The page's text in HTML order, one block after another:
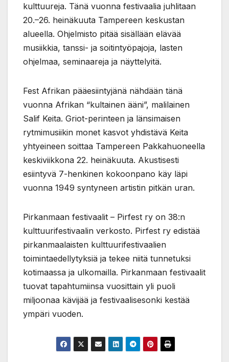
kulttuureja. Tänä vuonna festivaalia juhlitaan
20.–26. heinäkuuta Tampereen keskustan
alueella. Ohjelmisto pitää sisällään elävää
musiikkia, tanssi- ja soitintyöpajoja, lasten
ohjelmaa, seminaareja ja näyttelyitä.
Fest Afrikan pääesiintyjänä nähdään tänä
vuonna Afrikan “kultainen ääni”, malilainen
Salif Keita. Griot-perinteen ja länsimaisen
rytmimusiikin monet kasvot yhdistävä Keita
yhtyeineen soittaa Tampereen Pakkahuoneella
keskiviikkona 22. heinäkuuta. Akustisesti
esiintyvä 7-henkinen kokoonpano käy läpi
vuonna 1949 syntyneen artistin pitkän uran.
Pirkanmaan festivaalit – Pirfest ry on 38:n
kulttuurifestivaalin verkosto. Pirfest ry edistää
pirkanmaalaisten kulttuurifestivaalien
toimintaedellytyksiä ja tekee niitä tunnetuksi
kotimaassa ja ulkomailla. Pirkanmaan festivaalit
tuovat tapahtumiinsa vuosittain yli puoli
miljoonaa kävijää ja festivaalisesonki kestää
ympäri vuoden.